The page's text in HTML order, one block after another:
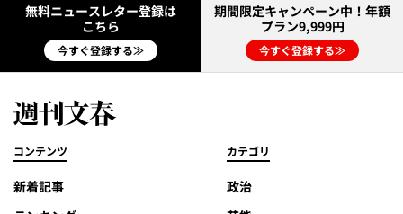
無料ニュースレター登録は
こちら
今すぐ登録する≫
期間限定キャンペーン中！年額
プラン9,999円
今すぐ登録する≫
コンテンツ
新着記事
カテゴリ
政治